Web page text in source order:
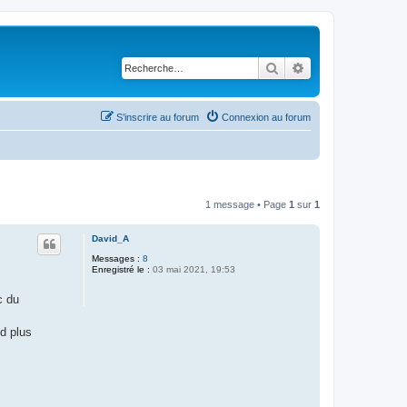
Rechercher
Connexion au forum
S’inscrire au forum
1 message • Page 1 sur 1
David_A
Messages : 8
Enregistré le : 03 mai 2021, 19:53
du
plus